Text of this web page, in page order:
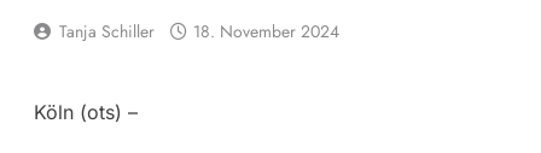
Tanja Schiller 18. November 2024
Köln (ots) –